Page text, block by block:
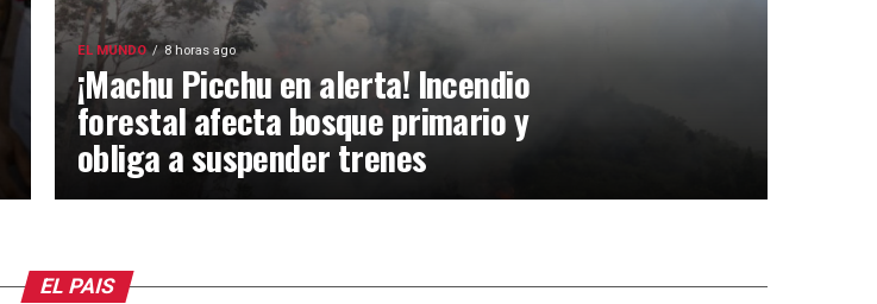
EL MUNDO 8 horas ago
¡Machu Picchu en alerta! Incendio
forestal afecta bosque primario y
obliga a suspender trenes
EL PAIS